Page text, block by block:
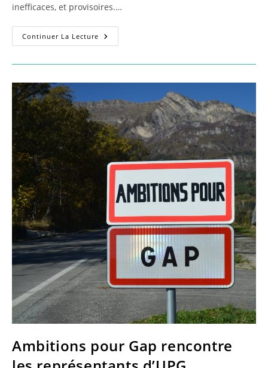
inefficaces, et provisoires.…
Continuer La Lecture Pour
Une
De
En
Eau
Potable
À
Gap
Ambitions pour Gap rencontre